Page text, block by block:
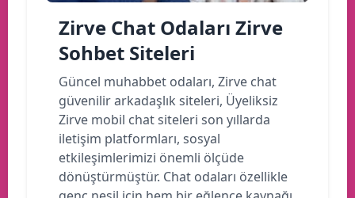
Zirve Chat Odaları Zirve
Sohbet Siteleri
Güncel muhabbet odaları, Zirve chat
güvenilir arkadaşlık siteleri, Üyeliksiz
Zirve mobil chat siteleri son yıllarda
iletişim platformları, sosyal
etkileşimlerimizi önemli ölçüde
dönüştürmüştür. Chat odaları özellikle